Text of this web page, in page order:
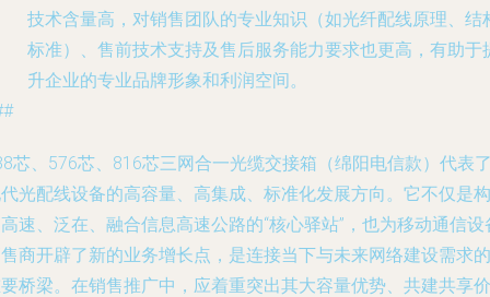
技术含量高，对销售团队的专业知识（如光纤配线原理、结
标准）、售前技术支持及售后服务能力要求也更高，有助于
升企业的专业品牌形象和利润空间。
芯、576芯、816芯三网合一光缆交接箱（绵阳电信款）代表
光配线设备的高容量、高集成、标准化发展方向。它不仅是构
速、泛在、融合信息高速公路的“核心驿站”，也为移动通信设
商开辟了新的业务增长点，是连接当下与未来网络建设需求的
桥梁。在销售推广中，应着重突出其大容量优势、共建共享价